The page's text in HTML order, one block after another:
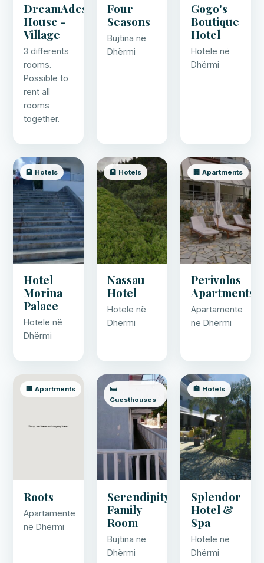
DreamAdes
House -
Village
3 differents
rooms.
Possible to
rent all
rooms
together.
Four
Seasons
Bujtina në
Dhërmi
Gogo's
Boutique
Hotel
Hotele në
Dhërmi
🏨 Hotels
Hotel
Morina
Palace
Hotele në
Dhërmi
🏨 Hotels
Nassau
Hotel
Hotele në
Dhërmi
🏢 Apartments
Perivolos
Apartments
Apartamente
në Dhërmi
🏢 Apartments
Roots
Apartamente
në Dhërmi
🛏️
Guesthouses
Serendipity
Family
Room
Bujtina në
Dhërmi
🏨 Hotels
Splendor
Hotel &
Spa
Hotele në
Dhërmi